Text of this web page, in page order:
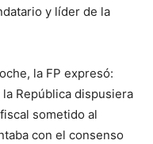
y líder de la
la FP expresó:
República dispusiera
sometido al
con el consenso